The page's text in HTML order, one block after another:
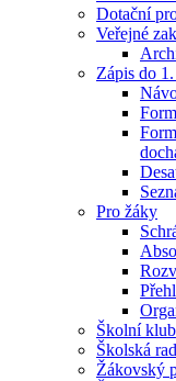
Dotační
Veřejné
Zápis do
Pro žáky
Školní klub
Školská
Žákovský